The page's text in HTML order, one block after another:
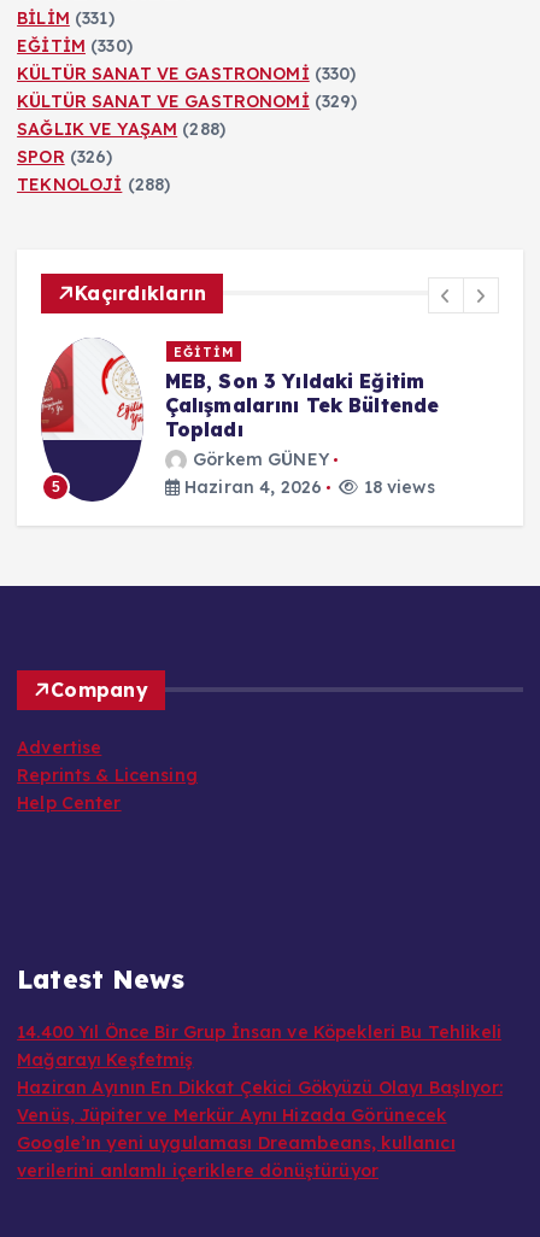
BİLİM (331)
EĞİTİM (330)
KÜLTÜR SANAT VE GASTRONOMİ (330)
KÜLTÜR SANAT VE GASTRONOMİ (329)
SAĞLIK VE YAŞAM (288)
SPOR (326)
TEKNOLOJİ (288)
Kaçırdıkların
5
EĞİTİM
MEB, Son 3 Yıldaki Eğitim
Çalışmalarını Tek Bültende
Topladı
Görkem GÜNEY
Haziran 4, 2026
18 views
Company
Advertise
Reprints & Licensing
Help Center
Latest News
14.400 Yıl Önce Bir Grup İnsan ve Köpekleri Bu Tehlikeli
Mağarayı Keşfetmiş
Haziran Ayının En Dikkat Çekici Gökyüzü Olayı Başlıyor:
Venüs, Jüpiter ve Merkür Aynı Hizada Görünecek
Google’ın yeni uygulaması Dreambeans, kullanıcı
verilerini anlamlı içeriklere dönüştürüyor